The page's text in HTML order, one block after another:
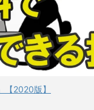
2020版】